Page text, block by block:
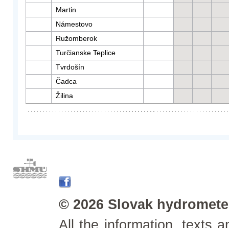
Martin
Námestovo
Ružomberok
Turčianske Teplice
Tvrdošín
Čadca
Žilina
© 2026 Slovak
All the information, texts